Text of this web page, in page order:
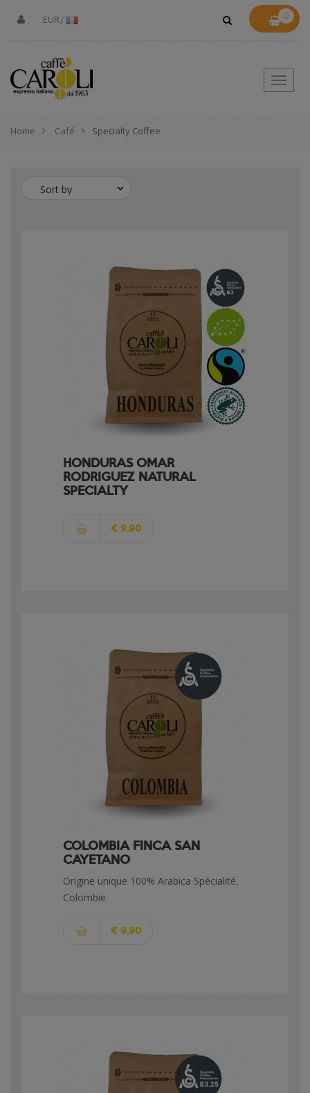
EUR 0
Toggle
Home Café Specialty Coffee
HONDURAS OMAR
RODRIGUEZ NATURAL
SPECIALTY
€ 9,90
COLOMBIA FINCA SAN
CAYETANO
Origine unique 100% Arabica Spécialité,
Colombie.
€ 9,90